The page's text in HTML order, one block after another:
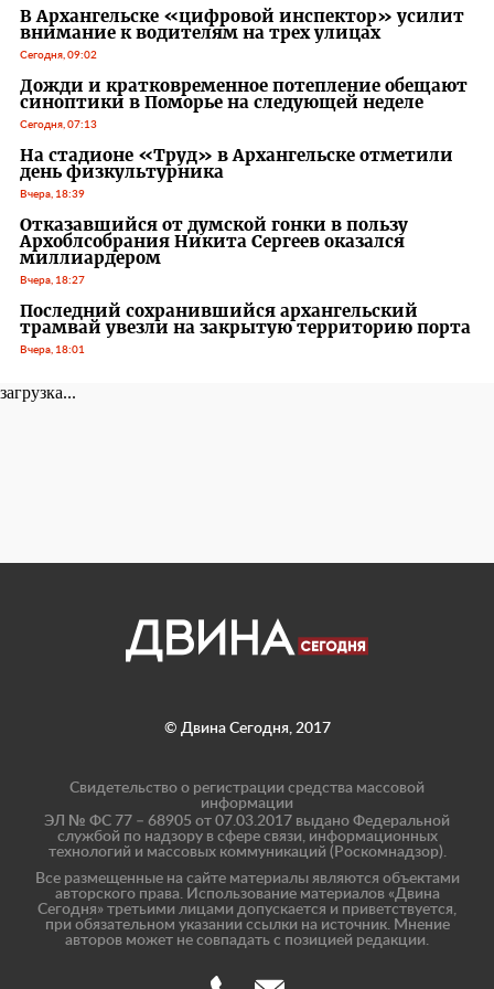
В Архангельске «цифровой инспектор» усилит
внимание к водителям на трех улицах
Сегодня, 09:02
Дожди и кратковременное потепление обещают
синоптики в Поморье на следующей неделе
Сегодня, 07:13
На стадионе «Труд» в Архангельске отметили
день физкультурника
Вчера, 18:39
Отказавшийся от думской гонки в пользу
Архоблсобрания Никита Сергеев оказался
миллиардером
Вчера, 18:27
Последний сохранившийся архангельский
трамвай увезли на закрытую территорию порта
Вчера, 18:01
загрузка...
© Двина Сегодня, 2017
Свидетельство о регистрации средства массовой
информации
ЭЛ № ФС 77 – 68905 от 07.03.2017 выдано Федеральной
службой по надзору в сфере связи, информационных
технологий и массовых коммуникаций (Роскомнадзор).
Все размещенные на сайте материалы являются объектами
авторского права. Использование материалов «Двина
Сегодня» третьими лицами допускается и приветствуется,
при обязательном указании ссылки на источник. Мнение
авторов может не совпадать с позицией редакции.
(8182)info@dvinatoday.ru